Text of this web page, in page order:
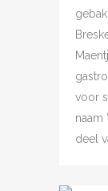
voor
naam
deel